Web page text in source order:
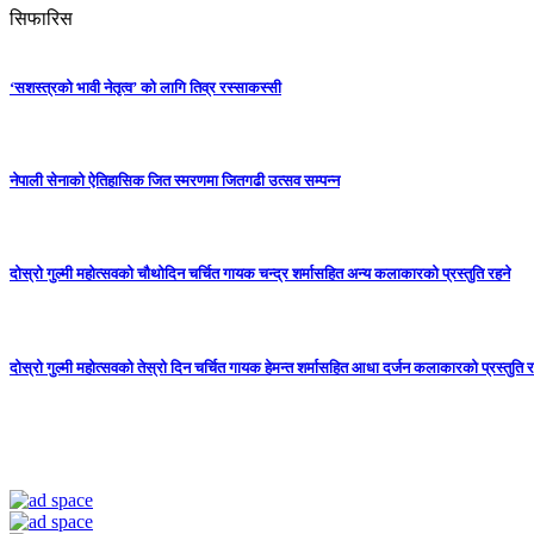
सिफारिस
‘सशस्त्रको भावी नेतृत्व’ को लागि तिव्र रस्साकस्सी
नेपाली सेनाको ऐतिहासिक जित स्मरणमा जितगढी उत्सव सम्पन्न
दोस्रो गुल्मी महोत्सवको चौथोदिन चर्चित गायक चन्द्र शर्मासहित अन्य कलाकारको प्रस्तुति रहने
दोस्रो गुल्मी महोत्सवको तेस्रो दिन चर्चित गायक हेमन्त शर्मासहित आधा दर्जन कलाकारको प्रस्तुति